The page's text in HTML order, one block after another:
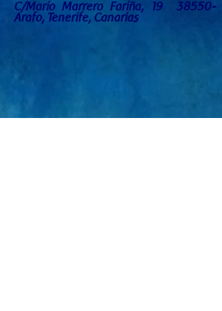
C/Mario Marrero Fariña, 19 38550-
Arafo, Tenerife, Canarias